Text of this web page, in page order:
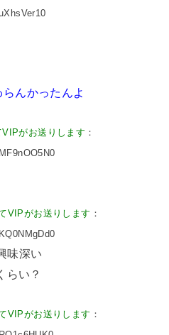
んかったんよ
がお送りします ：
VIPがお送りします ：
味深い
らい？
VIPがお送りします ：